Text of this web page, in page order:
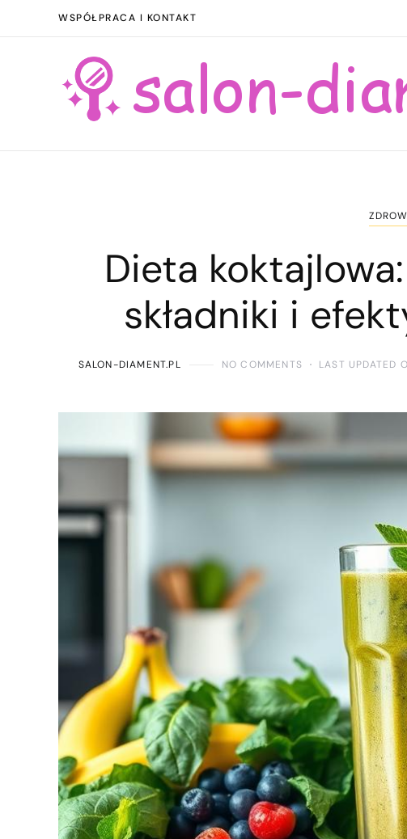
WSPÓŁPRACA I KONTAKT
Dieta
składniki i
SALON-DIAMENT.PL NO COMMENTS LAST UPDATED